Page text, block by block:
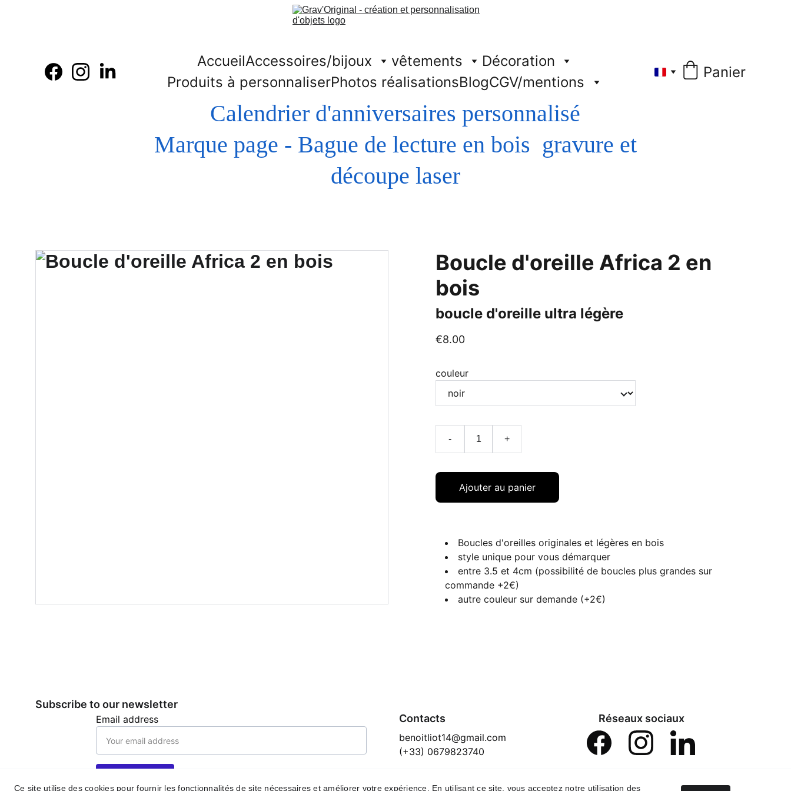
AccueilAccessoires/bijoux vêtements
Décoration
Produits à personnaliserPhotos réalisationsBlogCGV/mentions
Panier
Calendrier d'anniversaires personnalisé
découpe laser
Boucle d'oreille Africa 2 en
bois
boucle d'oreille ultra légère
€8.00
couleur
- +
Ajouter au panier
Boucles d'oreilles originales et légères en bois
style unique pour vous démarquer
entre 3.5 et 4cm (possibilité de boucles plus grandes sur
commande +2€)
autre couleur sur demande (+2€)
Contacts
Email address
benoitliot14@gmail.com
(+33) 0679823740
Réseaux sociaux
Subscribe to our newsletter
Ce site utilise des cookies pour fournir les fonctionnalités de site nécessaires et améliorer votre expérience. En utilisant ce site, vous acceptez notre utilisation des